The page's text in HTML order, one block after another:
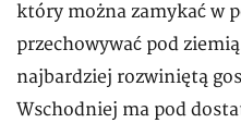
który można zamykać w
przechowywać pod
najbardziej rozwiniętą
Wschodniej ma pod